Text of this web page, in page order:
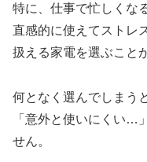
特に、仕事で忙しくな
直感的に使えてストレ
扱える家電を選ぶこと
何となく選んでしまうと
「意外と使いにくい…
せん。